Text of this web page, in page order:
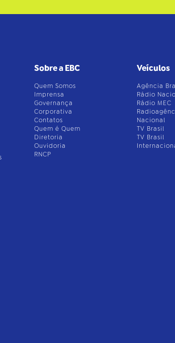
Sobre a EBC
Quem Somos
Imprensa
Governança
Corporativa
Contatos
Quem é Quem
Diretoria
Ouvidoria
RNCP
Veículos
Agência
Rádio
Rádio MEC
Nacional
TV Brasil
TV Brasil